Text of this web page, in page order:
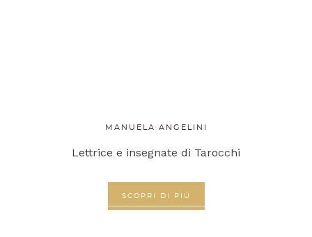
MANUELA ANGELINI
Lettrice e insegnate di Tarocchi
SCOPRI DI PIÙ